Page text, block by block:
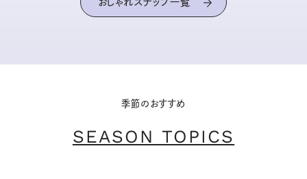
おしゃれスナップ一覧
季節のおすすめ
SEASON TOPICS